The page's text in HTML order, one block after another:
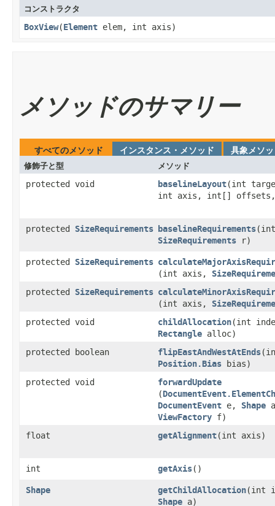
コンストラクタ
BoxView​(Element elem, int axis)
メソッドのサマリー
すべてのメソッド インスタンス・メソッド 具象メソ
修飾子と型 メソッド
protected void baselineLayout​(int
int axis, int[]
protected SizeRequirements baselineRequirements
SizeRequirements r)
protected SizeRequirements
(int axis,
protected SizeRequirements
(int axis,
protected void
childAllocation​(int
Rectangle alloc)
protected boolean
flipEastAndWestAtEnds
Position.Bias bias)
protected void
forwardUpdate
(
DocumentEvent e, Shape
ViewFactory f)
float
getAlignment​(int axis)
int getAxis()
Shape getChildAllocation​(int
Shape a)